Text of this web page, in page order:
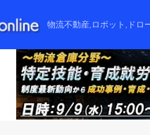
物流不動産,ロボット,ドロ